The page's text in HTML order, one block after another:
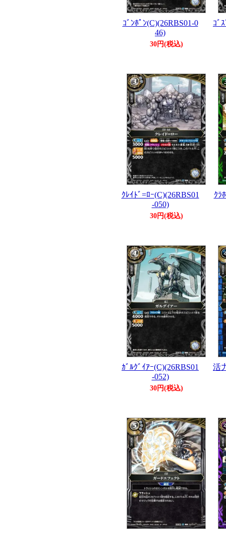
ｺﾞﾝﾎﾟﾝ(C)(26RBS01-0
46)
30円(税込)
ｺﾞ
ｸﾚｲﾄﾞ=ﾛｰ(C)(26RBS01
-050)
30円(税込)
ｸﾗ
ｶﾞﾙｸﾞｲｱｰ(C)(26RBS01
-052)
30円(税込)
活